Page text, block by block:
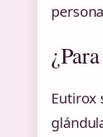
Eutirox